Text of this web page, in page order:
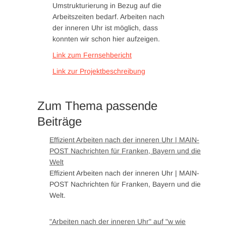
Umstrukturierung in Bezug auf die
Arbeitszeiten bedarf. Arbeiten nach
der inneren Uhr ist möglich, dass
konnten wir schon hier aufzeigen.
Link zum Fernsehbericht
Link zur Projektbeschreibung
Zum Thema passende
Beiträge
Effizient Arbeiten nach der inneren Uhr | MAIN-
POST Nachrichten für Franken, Bayern und die
Welt
Effizient Arbeiten nach der inneren Uhr | MAIN-
POST Nachrichten für Franken, Bayern und die
Welt.
"Arbeiten nach der inneren Uhr" auf "w wie